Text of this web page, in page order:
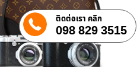
ติดต่อเรา คลิก
098 829 3515